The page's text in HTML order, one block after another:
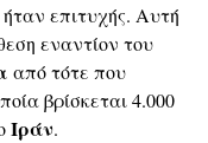
επιτυχής. Αυτή
εναντίον του
από τότε που
βρίσκεται 4.000
Ιράν.